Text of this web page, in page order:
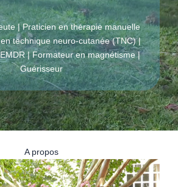
| Praticien en thérapie manuelle
technique neuro-cutanée (TNC) |
| Formateur en magnétisme |
Guérisseur
A propos